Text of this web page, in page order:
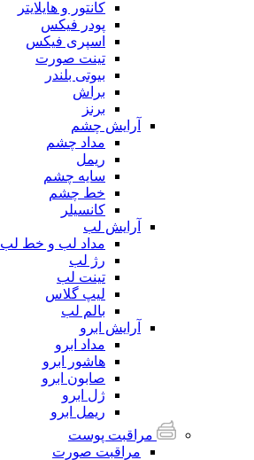
کانتور و هایلایتر
پودر فیکس
اسپری فیکس
تینت صورت
بیوتی بلندر
براش
برنز
آرایش چشم
مداد چشم
ریمل
سایه چشم
خط چشم
کانسیلر
آرایش لب
مداد لب و خط لب
رژ لب
تینت لب
لیپ گلاس
بالم لب
آرایش ابرو
مداد ابرو
هاشور ابرو
صابون ابرو
ژل ابرو
ریمل ابرو
مراقبت پوست
مراقبت صورت